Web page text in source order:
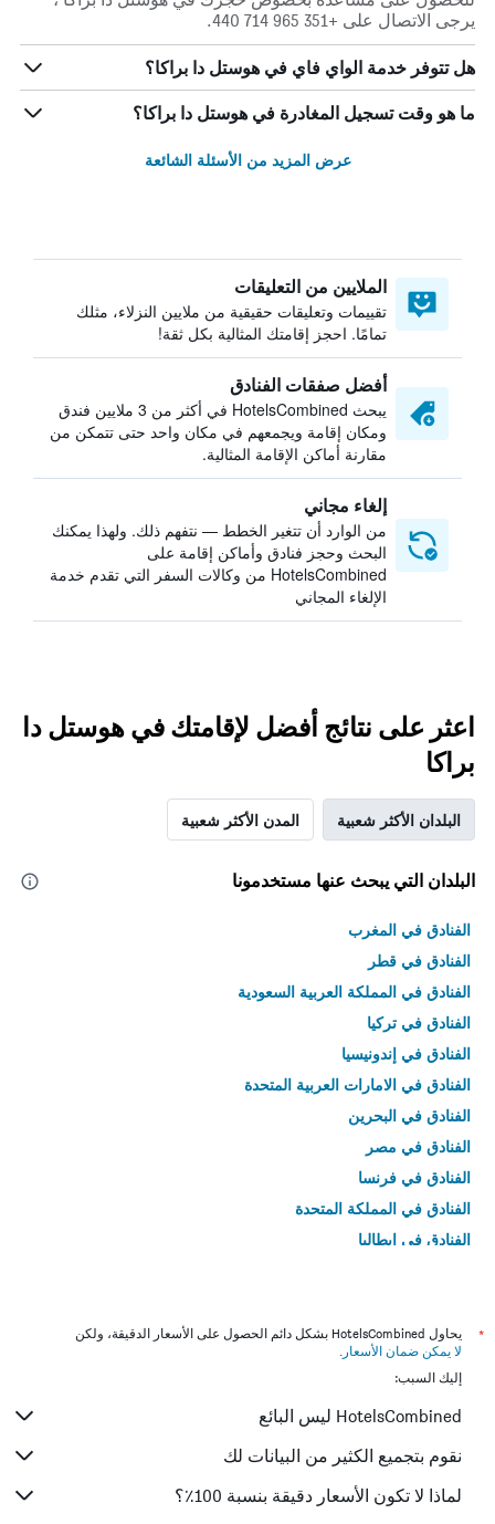
يرجى الاتصال على +351 965 714 440.
هل تتوفر خدمة الواي فاي في هوستل دا براكا؟
ما هو وقت تسجيل المغادرة في هوستل دا براكا؟
عرض المزيد من الأسئلة الشائعة
الملايين من التعليقات
تقييمات وتعليقات حقيقية من ملايين النزلاء، مثلك
تمامًا. احجز إقامتك المثالية بكل ثقة!
أفضل صفقات الفنادق
يبحث HotelsCombined في أكثر من 3 ملايين فندق
ومكان إقامة ويجمعهم في مكان واحد حتى تتمكن من
مقارنة أماكن الإقامة المثالية.
إلغاء مجاني
من الوارد أن تتغير الخطط — نتفهم ذلك. ولهذا يمكنك
البحث وحجز فنادق وأماكن إقامة على
HotelsCombined من وكالات السفر التي تقدم خدمة
الإلغاء المجاني
اعثر على نتائج أفضل لإقامتك في هوستل دا
براكا
البلدان الأكثر شعبية المدن الأكثر شعبية
البلدان التي يبحث عنها مستخدمونا
الفنادق في المغرب
الفنادق في قطر
الفنادق في المملكة العربية السعودية
الفنادق في تركيا
الفنادق في إندونيسيا
الفنادق في الامارات العربية المتحدة
الفنادق في البحرين
الفنادق في مصر
الفنادق في فرنسا
الفنادق في المملكة المتحدة
الفنادق في إيطاليا
*
يحاول HotelsCombined بشكل دائم الحصول على الأسعار الدقيقة، ولكن
لا يمكن ضمان الأسعار .
إليك السبب:
HotelsCombined ليس البائع
نقوم بتجميع الكثير من البيانات لك
لماذا لا تكون الأسعار دقيقة بنسبة 100٪؟